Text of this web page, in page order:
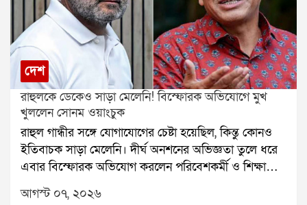
দেশ
রাহুলকে ডেকেও সাড়া মেলেনি! বিস্ফোরক অভিযোগে মুখ
খুললেন সোনম ওয়াংচুক
রাহুল গান্ধীর সঙ্গে যোগাযোগের চেষ্টা হয়েছিল, কিন্তু কোনও
ইতিবাচক সাড়া মেলেনি। দীর্ঘ অনশনের অভিজ্ঞতা তুলে ধরে
এবার বিস্ফোরক অভিযোগ করলেন পরিবেশকর্মী ও শিক্ষাবিদ
সোনম ওয়াংচুক। শুধু রাহুল গান্ধী নন, কেন্দ্রীয় মন্ত্রীদের দেওয়া
প্রতিশ্রুতিও রক্ষা করা হয়নি বলে দাবি করেছেন তিনি। সেই
আগস্ট ০৭, ২০২৬